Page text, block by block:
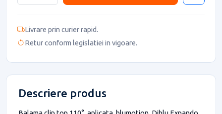
Livrare prin curier rapid.
Retur conform legislatiei in vigoare.
Descriere produs